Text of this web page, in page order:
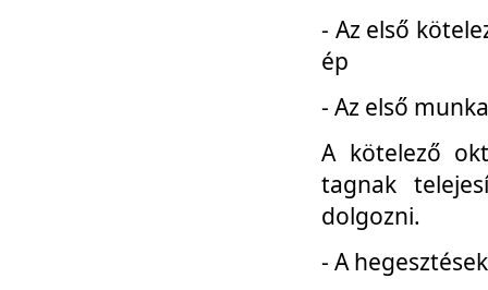
- Az első
ép
- Az első
A kötelező
tagnak
dolgozni.
- A